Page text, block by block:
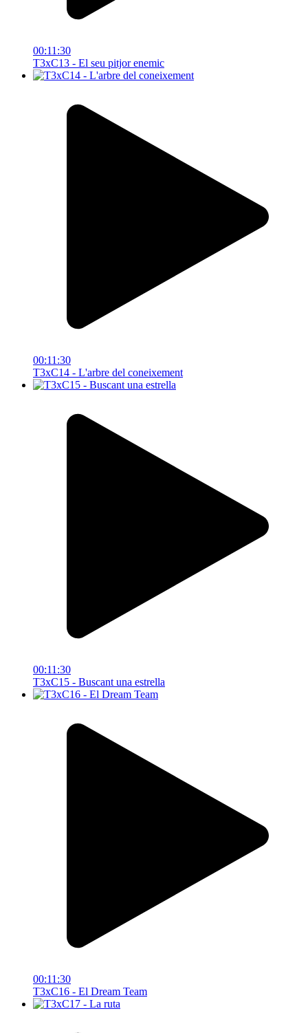
00:11:30
T3xC13 - El seu pitjor enemic
00:11:30
T3xC14 - L'arbre del coneixement
00:11:30
T3xC15 - Buscant una estrella
00:11:30
T3xC16 - El Dream Team